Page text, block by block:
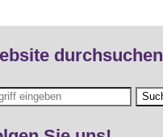
durchsuchen